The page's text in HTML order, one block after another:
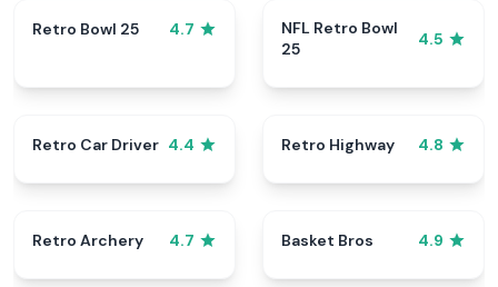
Retro Bowl 25 4.7
NFL Retro Bowl
25
4.5
Retro Car Driver 4.4 Retro Highway 4.8
Retro Archery 4.7 Basket Bros 4.9